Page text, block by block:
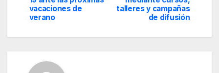
entradas
talleres y campañas
de difusión
vacaciones de
verano